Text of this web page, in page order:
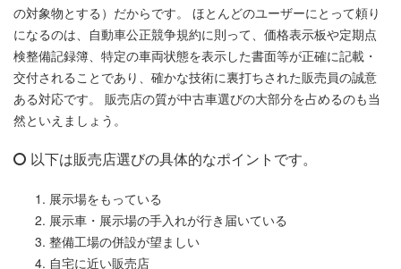
の対象物とする）だからです。 ほとんどのユーザーにとって頼り
になるのは、自動車公正競争規約に則って、価格表示板や定期点
検整備記録簿、特定の車両状態を表示した書面等が正確に記載・
交付されることであり、確かな技術に裏打ちされた販売員の誠意
ある対応です。 販売店の質が中古車選びの大部分を占めるのも当
然といえましょう。
以下は販売店選びの具体的なポイントです。
展示場をもっている
展示車・展示場の手入れが行き届いている
整備工場の併設が望ましい
自宅に近い販売店